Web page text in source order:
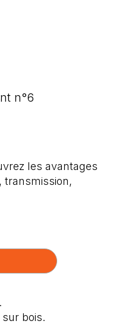
n°6
les avantages
transmission,
bois.